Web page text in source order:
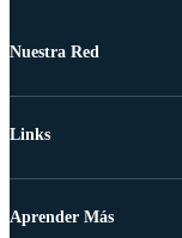
Nuestra Red
Links
Aprender Más